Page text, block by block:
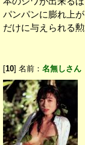
パンパンに膨れ上
だけに与えられる勲
[10] 名前： 名無しさん